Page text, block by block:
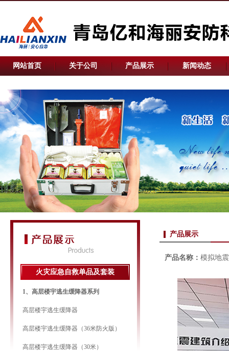
网站首页 关于公司 产品展示 新闻动态
火灾应急自救单品及套装
1、高层楼宇逃生缓降器系列
高层楼宇逃生缓降器
高层楼宇逃生缓降器（36米防火版）
高层楼宇逃生缓降器（30米）
产品展示
产品名称： 模拟地